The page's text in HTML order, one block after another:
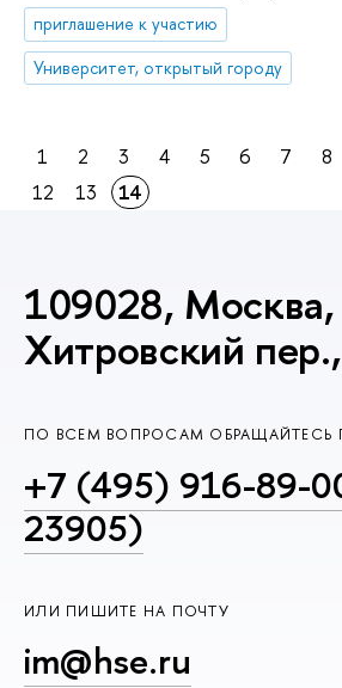
приглашение к участию
Университет, открытый городу
1 2 3 4 5 6 7 8
12
13 14
109028, Москва,
Хитровский
ПО ВСЕМ ВОПРОСАМ ОБРАЩАЙТЕСЬ
+7 (495) 916-89-
23905)
ИЛИ ПИШИТЕ НА ПОЧТУ
im@hse.ru